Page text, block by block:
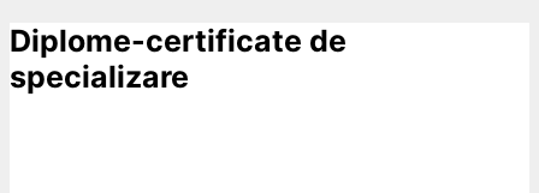
Diplome-certificate de
specializare